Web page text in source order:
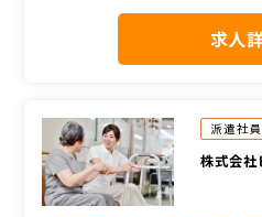
求人
派遣社員
株式会社